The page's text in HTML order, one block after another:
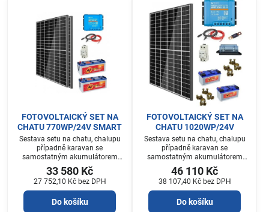
FOTOVOLTAICKÝ SET NA
CHATU 770WP/24V SMART
Sestava setu na chatu, chalupu
případně karavan se
samostatným akumulátorem
který je součástí setu.
33 580 Kč
27 752,10 Kč bez DPH
Do košíku
FOTOVOLTAICKÝ SET NA
CHATU 1020WP/24V
Sestava setu na chatu, chalupu
případně karavan se
samostatným akumulátorem
který je součástí setu.
46 110 Kč
38 107,40 Kč bez DPH
Do košíku